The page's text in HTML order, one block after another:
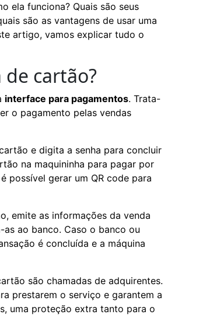
ela funciona? Quais são seus
são as vantagens de usar uma
artigo, vamos explicar tudo o
cartão?
interface para pagamentos. Trata-
o pagamento pelas vendas
e digita a senha para concluir
na maquininha para pagar por
possível gerar um QR code para
emite as informações da venda
ao banco. Caso o banco ou
é concluída e a máquina
são chamadas de adquirentes.
prestarem o serviço e garantem a
uma proteção extra tanto para o